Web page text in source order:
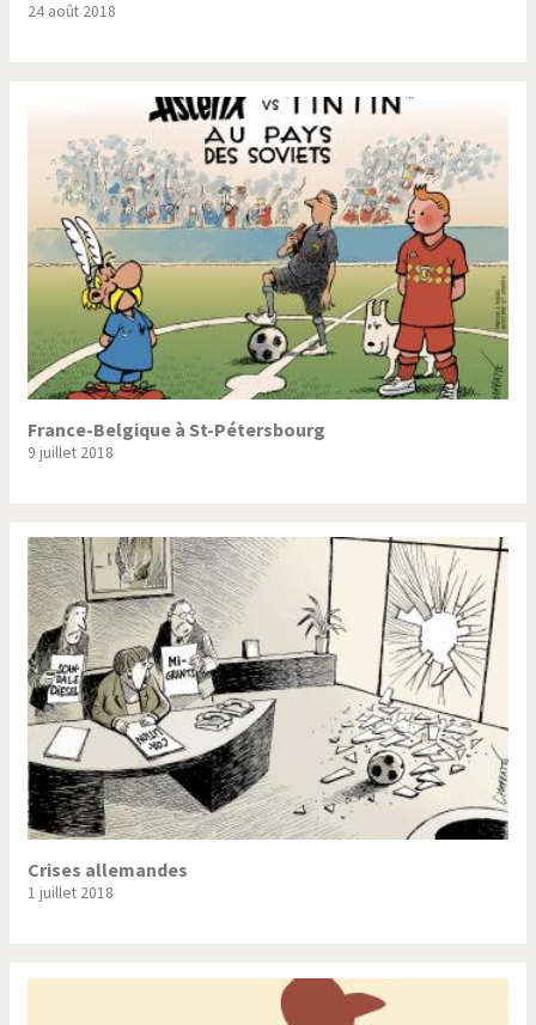
Vous avez dit "Islam"?
24 août 2018
France-Belgique à St-Pétersbourg
9 juillet 2018
Crises allemandes
1 juillet 2018